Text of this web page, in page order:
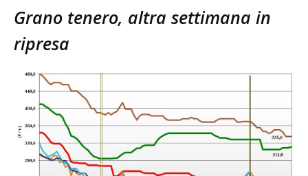
Grano tenero, altra settimana in
ripresa